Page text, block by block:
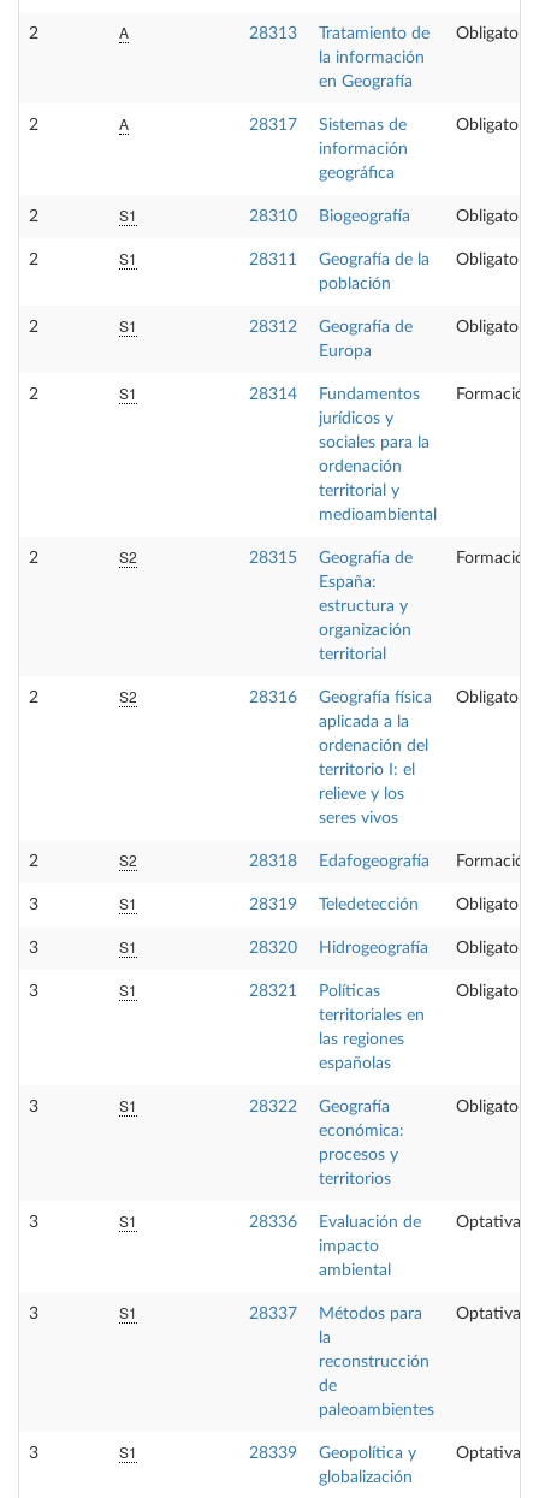
2 A 28313
Tratamiento de
la información
en Geografía
Obligatoria
2 A 28317
Sistemas de
información
geográfica
Obligatoria
2 S1 28310 Biogeografía Obligatoria
2 S1 28311
Geografía de la
población
Obligatoria
2 S1 28312
Geografía de
Europa
Obligatoria
2 S1 28314
Fundamentos
jurídicos y
sociales para la
ordenación
territorial y
medioambiental
Formación
2 S2 28315
Geografía de
España:
estructura y
organización
territorial
Formación
2 S2 28316
Geografía física
aplicada a la
ordenación del
territorio I: el
relieve y los
seres vivos
Obligatoria
2 S2 28318 Edafogeografía Formación
3 S1 28319 Teledetección Obligatoria
3 S1 28320 Hidrogeografía Obligatoria
3 S1 28321
Políticas
territoriales en
las regiones
españolas
Obligatoria
3 S1 28322
Geografía
económica:
procesos y
territorios
Obligatoria
3 S1 28336
Evaluación de
impacto
ambiental
Optativa
3 S1 28337
Métodos para
la
reconstrucción
de
paleoambientes
Optativa
3 S1 28339
Geopolítica y
globalización
Optativa